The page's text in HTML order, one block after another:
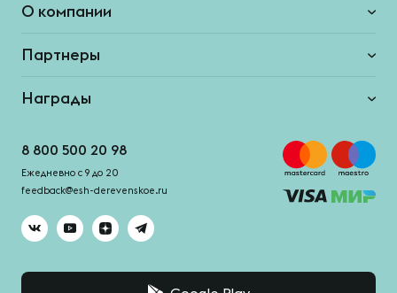
О компании
Партнеры
Награды
8 800 500 20 98
Ежедневно с 9 до 20
feedback@esh-derevenskoe.ru